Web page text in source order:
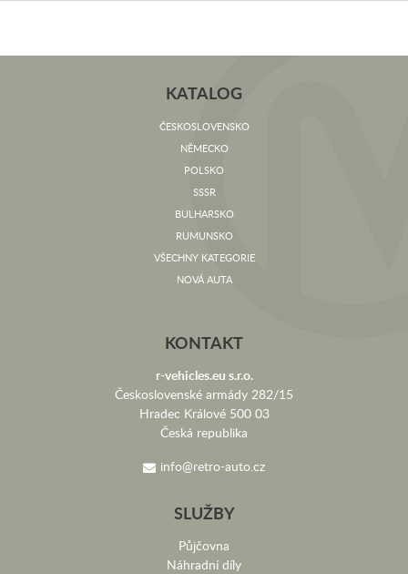
KATALOG
ČESKOSLOVENSKO
NĚMECKO
POLSKO
SSSR
BULHARSKO
RUMUNSKO
VŠECHNY KATEGORIE
NOVÁ AUTA
KONTAKT
r-vehicles.eu s.r.o.
Československé armády 282/15
Hradec Králové 500 03
Česká republika
info@retro-auto.cz
SLUŽBY
Půjčovna
Náhradní díly